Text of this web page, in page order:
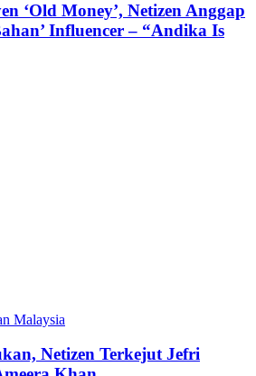
‘Old Money’, Netizen Anggap
Influencer – “Andika Is
Malaysia
Netizen Terkejut Jefri